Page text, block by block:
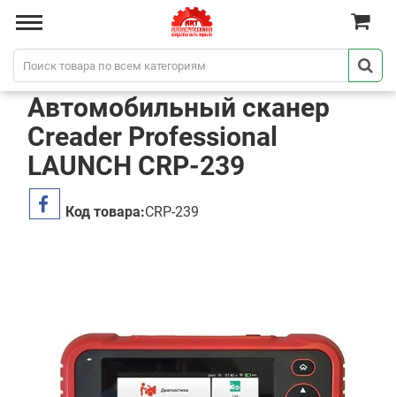
Автомобильный сканер
Creader Professional
LAUNCH CRP-239
Код товара:CRP-239